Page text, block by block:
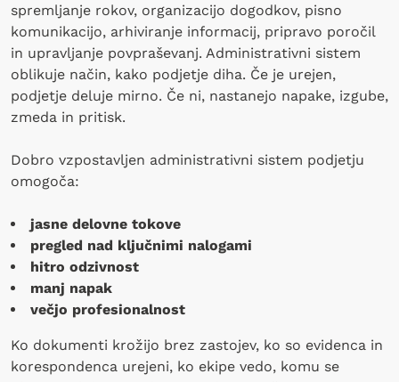
spremljanje rokov, organizacijo dogodkov, pisno
komunikacijo, arhiviranje informacij, pripravo poročil
in upravljanje povpraševanj. Administrativni sistem
oblikuje način, kako podjetje diha. Če je urejen,
podjetje deluje mirno. Če ni, nastanejo napake, izgube,
zmeda in pritisk.
Dobro vzpostavljen administrativni sistem podjetju
omogoča:
jasne delovne tokove
pregled nad ključnimi nalogami
hitro odzivnost
manj napak
večjo profesionalnost
Ko dokumenti krožijo brez zastojev, ko so evidenca in
korespondenca urejeni, ko ekipe vedo, komu se